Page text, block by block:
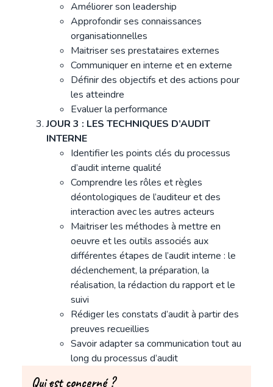
Améliorer son leadership
Approfondir ses connaissances
organisationnelles
Maitriser ses prestataires externes
Communiquer en interne et en externe
Définir des objectifs et des actions pour
les atteindre
Evaluer la performance
JOUR 3 : LES TECHNIQUES D’AUDIT
INTERNE
Identifier les points clés du processus
d’audit interne qualité
Comprendre les rôles et règles
déontologiques de l’auditeur et des
interaction avec les autres acteurs
Maitriser les méthodes à mettre en
oeuvre et les outils associés aux
différentes étapes de l’audit interne : le
déclenchement, la préparation, la
réalisation, la rédaction du rapport et le
suivi
Rédiger les constats d’audit à partir des
preuves recueillies
Savoir adapter sa communication tout au
long du processus d’audit
Qui est concerné ?